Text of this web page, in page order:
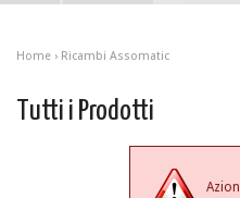
Home › Ricambi Assomatic
Tutti i Prodotti